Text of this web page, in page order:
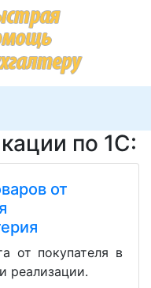
по 1С:
от
от покупателя в
реализации.